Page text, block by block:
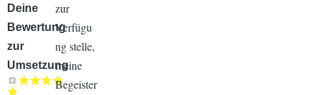
Audiodatei
Deine
Bewertung
zur
Umsetzung
zur
Verfügu
ng stelle,
meine
Begeister